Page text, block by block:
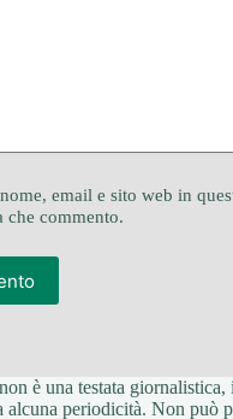
email e sito web in
che commento.
è una testata
alcuna periodicità. Non può